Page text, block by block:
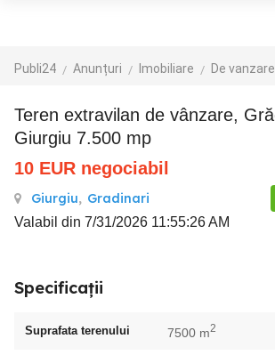
Publi24 Anunțuri Imobiliare De vanzare
Teren extravilan de vânzare, Grădinari, jud.
Giurgiu 7.500 mp
10 EUR negociabil
Giurgiu, Gradinari
Valabil din 7/31/2026 11:55:26 AM
Specificații
Suprafata terenului 7500 m2